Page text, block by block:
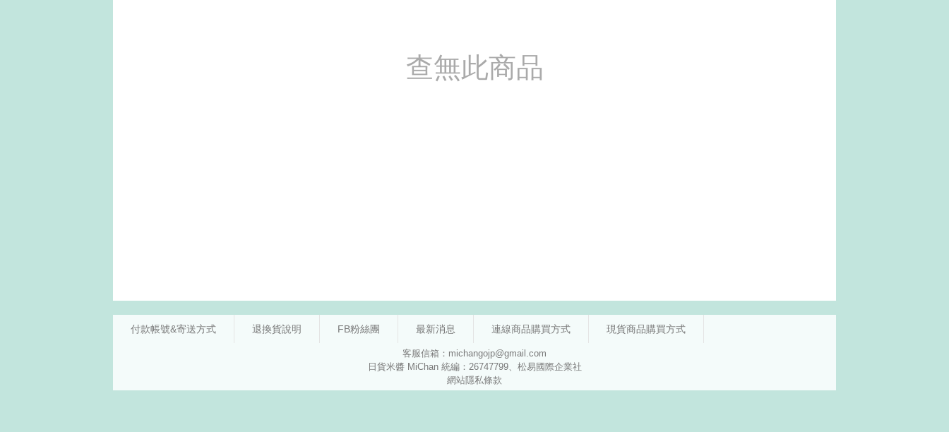
付款帳號&寄送方式 退換貨說明 FB粉絲團 最新消息 連線商品購買方式 現貨商品購買方式
客服信箱：michangojp@gmail.com
日貨米醬 MiChan 統編：26747799、松易國際企業社
網站隱私條款